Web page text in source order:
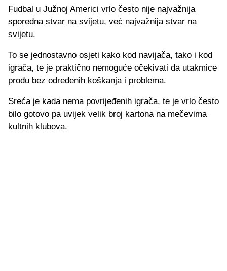
Fudbal u Južnoj Americi vrlo često nije najvažnija
sporedna stvar na svijetu, već najvažnija stvar na
svijetu.
To se jednostavno osjeti kako kod navijača, tako i kod
igrača, te je praktično nemoguće očekivati da utakmice
prođu bez određenih koškanja i problema.
Sreća je kada nema povrijeđenih igrača, te je vrlo često
bilo gotovo pa uvijek velik broj kartona na mečevima
kultnih klubova.